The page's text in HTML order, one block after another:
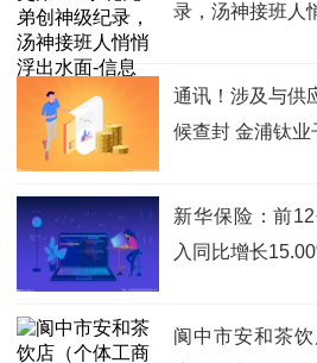
录，汤神接班人
通讯！涉及与供
候查封 金浦钛
新华保险：前
入同比增长
阆中市安和茶